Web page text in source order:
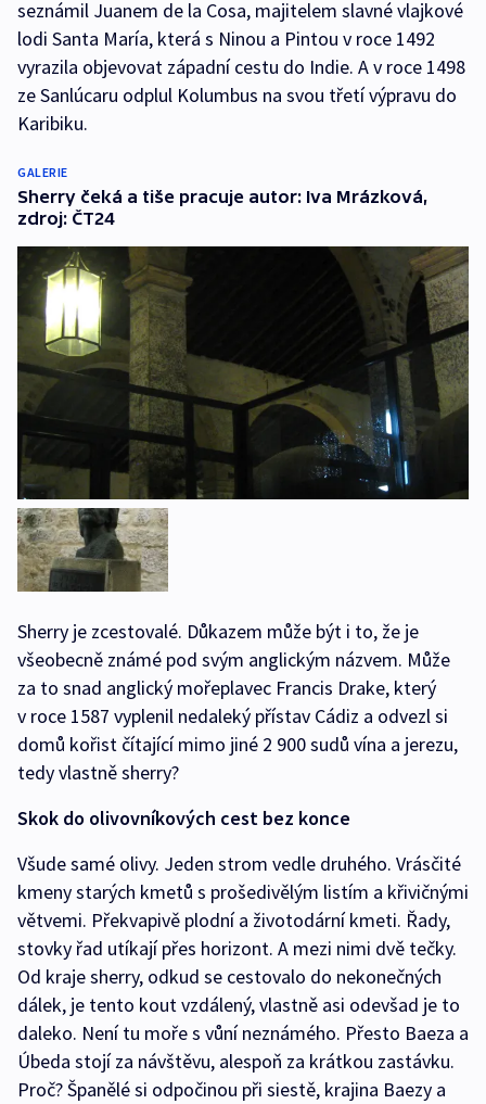
seznámil Juanem de la Cosa, majitelem slavné vlajkové
lodi Santa María, která s Ninou a Pintou v roce 1492
vyrazila objevovat západní cestu do Indie. A v roce 1498
ze Sanlúcaru odplul Kolumbus na svou třetí výpravu do
Karibiku.
GALERIE
Sherry čeká a tiše pracuje autor: Iva Mrázková,
zdroj: ČT24
Sherry je zcestovalé. Důkazem může být i to, že je
všeobecně známé pod svým anglickým názvem. Může
za to snad anglický mořeplavec Francis Drake, který
v roce 1587 vyplenil nedaleký přístav Cádiz a odvezl si
domů kořist čítající mimo jiné 2 900 sudů vína a jerezu,
tedy vlastně sherry?
Skok do olivovníkových cest bez konce
Všude samé olivy. Jeden strom vedle druhého. Vrásčité
kmeny starých kmetů s prošedivělým listím a křivičnými
větvemi. Překvapivě plodní a životodární kmeti. Řady,
stovky řad utíkají přes horizont. A mezi nimi dvě tečky.
Od kraje sherry, odkud se cestovalo do nekonečných
dálek, je tento kout vzdálený, vlastně asi odevšad je to
daleko. Není tu moře s vůní neznámého. Přesto Baeza a
Úbeda stojí za návštěvu, alespoň za krátkou zastávku.
Proč? Španělé si odpočinou při siestě, krajina Baezy a